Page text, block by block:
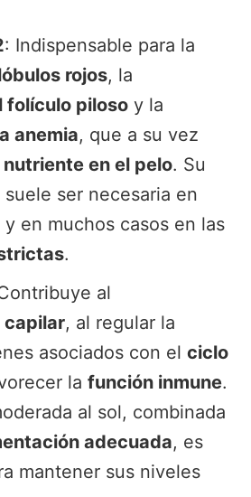
: Indispensable para la
rojos, la
folículo piloso y la
anemia, que a su vez
en el pelo. Su
ser necesaria en
y en muchos casos en las
.
al
, al regular la
asociados con el ciclo
la función inmune.
al sol, combinada
adecuada, es
mantener sus niveles